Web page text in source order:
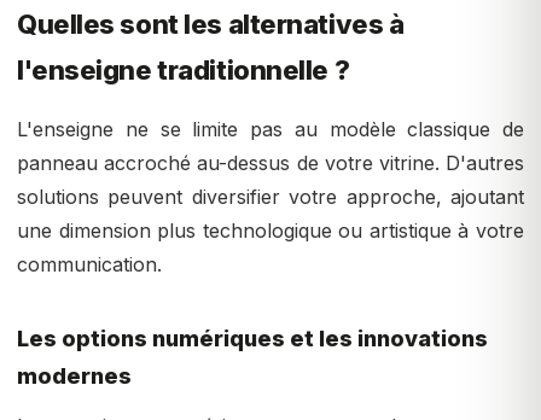
Quelles sont les alternatives à
l'enseigne traditionnelle ?
L'enseigne ne se limite pas au modèle classique de
panneau accroché au-dessus de votre vitrine. D'autres
solutions peuvent diversifier votre approche, ajoutant
une dimension plus technologique ou artistique à votre
communication.
Les options numériques et les innovations
modernes